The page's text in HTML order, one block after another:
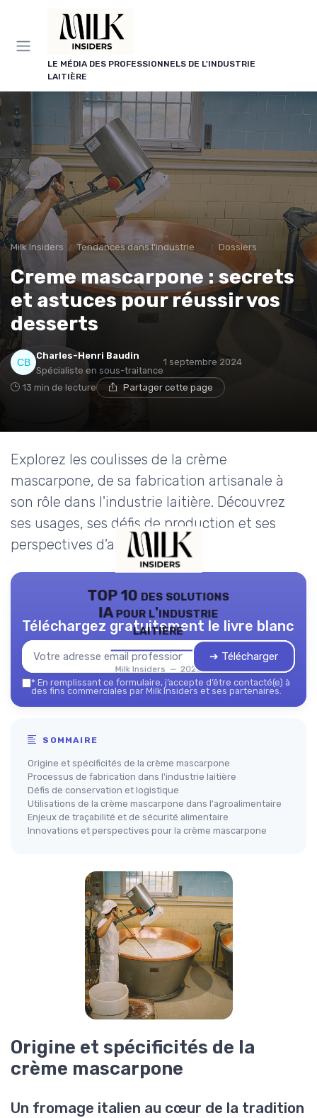
LE MÉDIA DES PROFESSIONNELS DE L'INDUSTRIE
LAITIÈRE
Milk Insiders Tendances dans l'industrie des produits laitiers Dossiers
Creme mascarpone : secrets
et astuces pour réussir vos
desserts
Charles-Henri Baudin
Spécialiste en sous-traitance
1 septembre 2024
13 min de lecture Partager cette page
Explorez les coulisses de la crème
mascarpone, de sa fabrication artisanale à
son rôle dans l'industrie laitière. Découvrez
ses usages, ses défis de production et ses
perspectives d'avenir.
TOP 10 des solutions
IA pour l'industrie
laitière
Milk Insiders — 2026
Téléchargez gratuitement le livre blanc
➔ Télécharger
* En remplissant ce formulaire, j’accepte d’être contacté(e) à
des fins commerciales par Milk Insiders et ses partenaires.
SOMMAIRE
Origine et spécificités de la crème mascarpone
Processus de fabrication dans l'industrie laitière
Défis de conservation et logistique
Utilisations de la crème mascarpone dans l'agroalimentaire
Enjeux de traçabilité et de sécurité alimentaire
Innovations et perspectives pour la crème mascarpone
Origine et spécificités de la
crème mascarpone
Un fromage italien au cœur de la tradition